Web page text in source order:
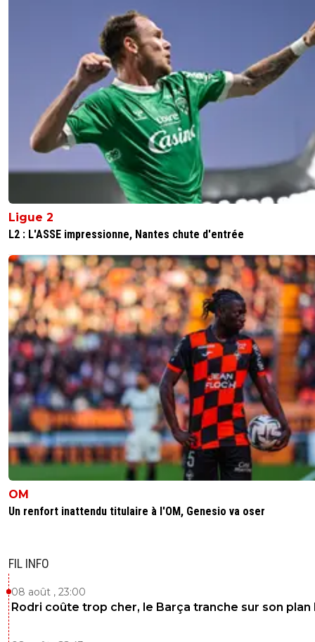
Ligue 2
L2 : L'ASSE impressionne, Nantes chute d'entrée
OM
Un renfort inattendu titulaire à l'OM, Genesio va oser
FIL INFO
08 août , 23:00
Rodri coûte trop cher, le Barça tranche sur son plan